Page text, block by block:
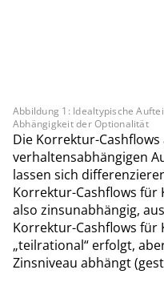
Abbildung 1: Idealtypische
Abhängigkeit der Optionalität
Die Korrektur-
verhaltensabhängigen
lassen sich
Korrektur-Cashflows für
also zinsunabhängig,
Korrektur-Cashflows für
„teilrational“ erfolgt,
Zinsniveau abhängt